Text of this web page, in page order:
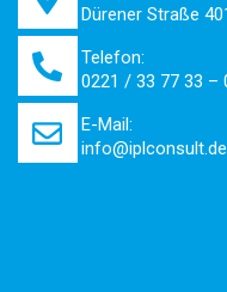
Dürener Straße
Telefon:
0221 / 33 77 33 –
E-Mail:
info@iplconsult.de